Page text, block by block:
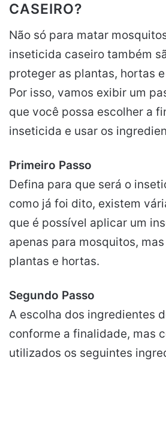
CASEIRO?
Não só para matar
inseticida caseiro também
proteger as plantas, hortas
Por isso, vamos exibir um
que você possa escolher a
inseticida e usar os
Primeiro Passo
Defina para que será o
como já foi dito, existem
que é possível aplicar um
apenas para mosquitos,
plantas e hortas.
Segundo Passo
A escolha dos ingredientes
conforme a finalidade, mas
utilizados os seguintes